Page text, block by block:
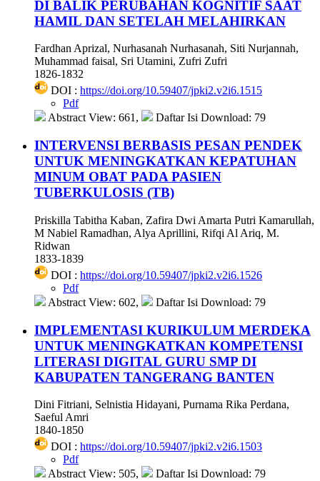
DI BALIK PERUBAHAN KOGNITIF SAAT
HAMIL DAN SETELAH MELAHIRKAN
Fardhan Aprizal, Nurhasanah Nurhasanah, Siti Nurjannah,
Muhammad faisal, ⁠Sri Utamini, Zufri Zufri
1826-1832
DOI : https://doi.org/10.59407/jpki2.v2i6.1515
Pdf
Abstract View: 661,
Daftar Isi Download: 79
INTERVENSI BERBASIS PESAN PENDEK
UNTUK MENINGKATKAN KEPATUHAN
MINUM OBAT PADA PASIEN
TUBERKULOSIS (TB)
Priskilla Tabitha Kaban, Zafira Dwi Amarta Putri Kamarullah,
M Nabiel Ramadhan, Alya Aprillini, Rifqi Al Ariq, M.
Ridwan
1833-1839
DOI : https://doi.org/10.59407/jpki2.v2i6.1526
Pdf
Abstract View: 602,
Daftar Isi Download: 79
IMPLEMENTASI KURIKULUM MERDEKA
UNTUK MENINGKATKAN KOMPETENSI
LITERASI DIGITAL GURU SMP DI
KABUPATEN TANGERANG BANTEN
Dini Fitriani, Selnistia Hidayani, Purnama Rika Perdana,
Saeful Amri
1840-1850
DOI : https://doi.org/10.59407/jpki2.v2i6.1503
Pdf
Abstract View: 505,
Daftar Isi Download: 79